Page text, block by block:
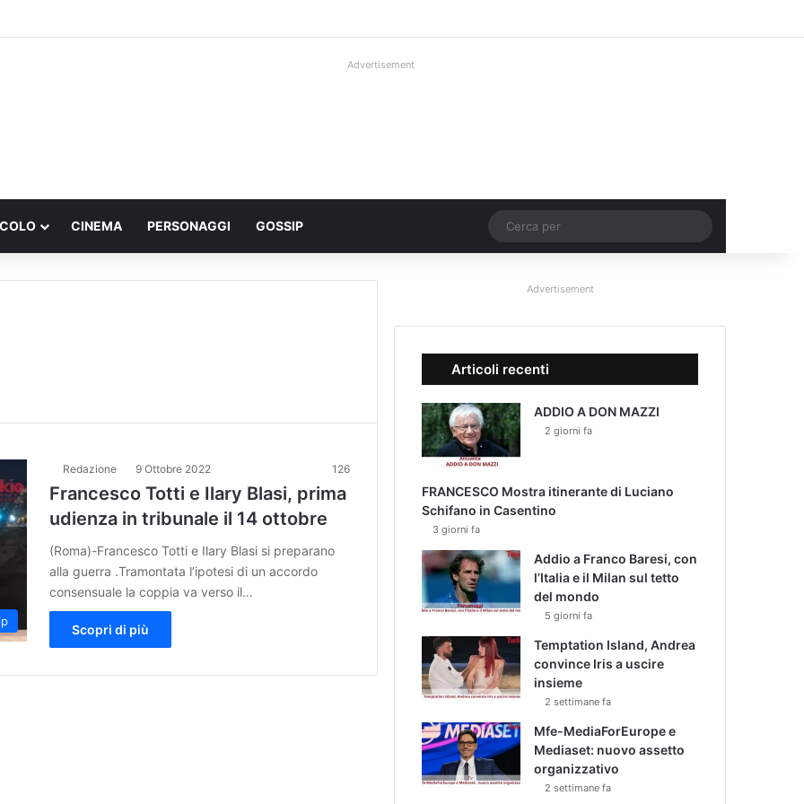
Advertisement
CINEMA PERSONAGGI GOSSIP Un articolo a caso
per
Redazione 9 Ottobre 2022 126
Francesco Totti e Ilary Blasi, prima
udienza in tribunale il 14 ottobre
(Roma)-Francesco Totti e Ilary Blasi si preparano
alla guerra .Tramontata l’ipotesi di un accordo
consensuale la coppia va verso il…
Scopri di più
Advertisement
Articoli recenti
ADDIO A DON MAZZI
2 giorni fa
FRANCESCO Mostra itinerante di Luciano
Schifano in Casentino
3 giorni fa
Addio a Franco Baresi, con
l’Italia e il Milan sul tetto
del mondo
5 giorni fa
Temptation Island, Andrea
convince Iris a uscire
insieme
2 settimane fa
Mfe-MediaForEurope e
Mediaset: nuovo assetto
organizzativo
2 settimane fa